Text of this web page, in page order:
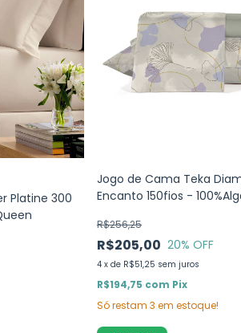
Platine 300
Jogo de Cama Teka
Encanto 150fios -
R$205,00
R$256,25
20% OFF
4 x de R$51,25 sem juros
R$194,75 com Pix
Só restam 3 em estoque!